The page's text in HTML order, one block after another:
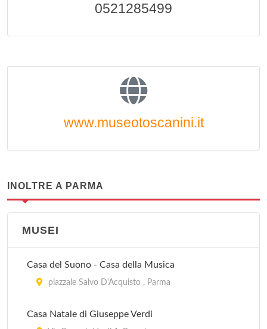
0521285499
www.museotoscanini.it
INOLTRE A PARMA
MUSEI
Casa del Suono - Casa della Musica
piazzale Salvo D'Acquisto , Parma
Casa Natale di Giuseppe Verdi